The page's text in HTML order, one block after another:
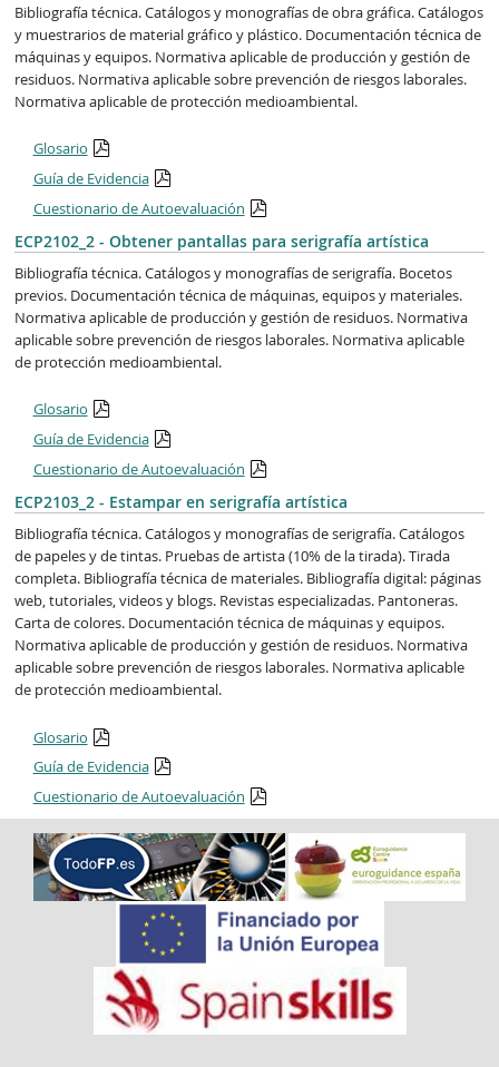
Bibliografía técnica. Catálogos y monografías de obra gráfica. Catálogos
y muestrarios de material gráfico y plástico. Documentación técnica de
máquinas y equipos. Normativa aplicable de producción y gestión de
residuos. Normativa aplicable sobre prevención de riesgos laborales.
Normativa aplicable de protección medioambiental.
Glosario
Guía de Evidencia
Cuestionario de Autoevaluación
ECP2102_2 - Obtener pantallas para serigrafía artística
Bibliografía técnica. Catálogos y monografías de serigrafía. Bocetos
previos. Documentación técnica de máquinas, equipos y materiales.
Normativa aplicable de producción y gestión de residuos. Normativa
aplicable sobre prevención de riesgos laborales. Normativa aplicable
de protección medioambiental.
Glosario
Guía de Evidencia
Cuestionario de Autoevaluación
ECP2103_2 - Estampar en serigrafía artística
Bibliografía técnica. Catálogos y monografías de serigrafía. Catálogos
de papeles y de tintas. Pruebas de artista (10% de la tirada). Tirada
completa. Bibliografía técnica de materiales. Bibliografía digital: páginas
web, tutoriales, videos y blogs. Revistas especializadas. Pantoneras.
Carta de colores. Documentación técnica de máquinas y equipos.
Normativa aplicable de producción y gestión de residuos. Normativa
aplicable sobre prevención de riesgos laborales. Normativa aplicable
de protección medioambiental.
Glosario
Guía de Evidencia
Cuestionario de Autoevaluación